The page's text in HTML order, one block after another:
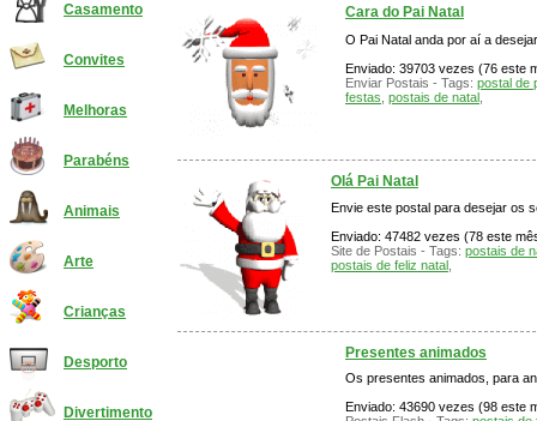
Casamento
Convites
Melhoras
Parabéns
Animais
Arte
Crianças
Desporto
Divertimento
Cara do Pai Natal
O Pai Natal anda por aí a
Enviado: 39703 vezes (76 este
Enviar Postais - Tags: postal de
festas postais de natal
Olá Pai Natal
Envie este postal para desejar os
Enviado: 47482 vezes (78 este
Site de Postais - Tags: postais de
postais de feliz natal
Presentes animados
Os presentes animados, para
Enviado: 43690 vezes (98 este